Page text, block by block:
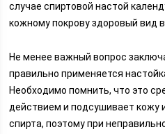
случае спиртовой настой
кожному покрову здоровый вид
Не менее важный вопрос
правильно применяется
Необходимо помнить, что это
действием и подсушивает кожу
спирта, поэтому при